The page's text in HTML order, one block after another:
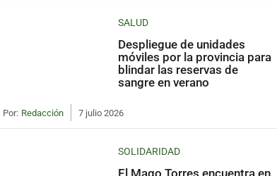
SALUD
Despliegue de unidades
móviles por la provincia para
blindar las reservas de
sangre en verano
Por: Redacción 7 julio 2026
SOLIDARIDAD